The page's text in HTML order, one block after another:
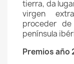
tierra, da
virgen
proceder
península
Premios año